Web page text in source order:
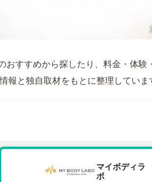
おすすめから探したり、料金・体
と独自取材をもとに整理していま
マイボディラ
ボ